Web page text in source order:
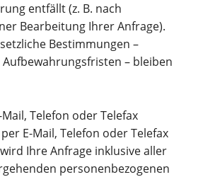
entfällt (z. B. nach
Bearbeitung Ihrer Anfrage).
Bestimmungen –
– bleiben
Telefon oder Telefax
E-Mail, Telefon oder Telefax
Ihre Anfrage inklusive aller
personenbezogenen